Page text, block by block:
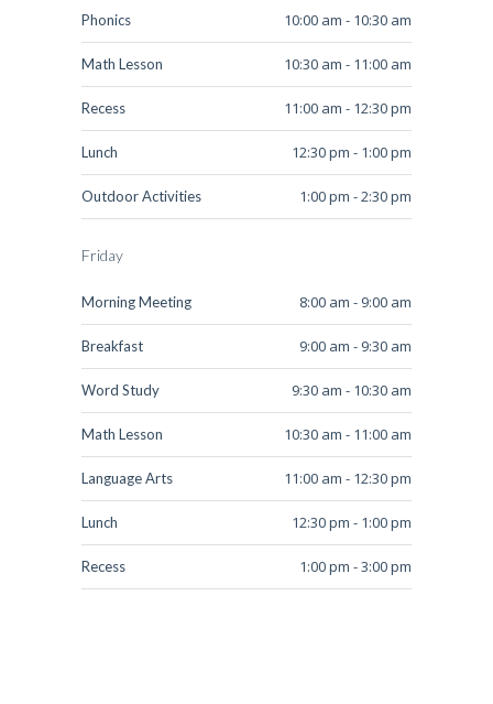
Phonics 10:00 am - 10:30 am
Math Lesson 10:30 am - 11:00 am
Recess 11:00 am - 12:30 pm
Lunch 12:30 pm - 1:00 pm
Outdoor Activities 1:00 pm - 2:30 pm
Friday
Morning Meeting 8:00 am - 9:00 am
Breakfast 9:00 am - 9:30 am
Word Study 9:30 am - 10:30 am
Math Lesson 10:30 am - 11:00 am
Language Arts 11:00 am - 12:30 pm
Lunch 12:30 pm - 1:00 pm
Recess 1:00 pm - 3:00 pm